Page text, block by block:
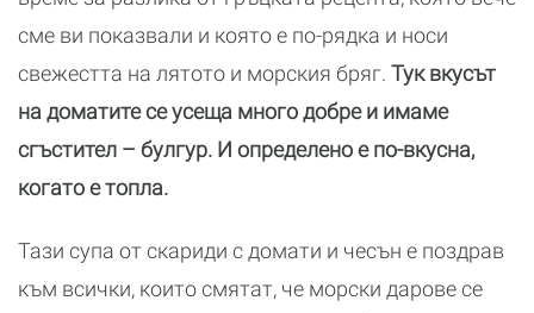
сме ви показвали и която е по-рядка и носи
свежестта на лятото и морския бряг. Тук вкусът
на доматите се усеща много добре и имаме
сгъстител – булгур. И определено е по-вкусна,
когато е топла.
Тази супа от скариди с домати и чесън е поздрав
към всички, които смятат, че морски дарове се